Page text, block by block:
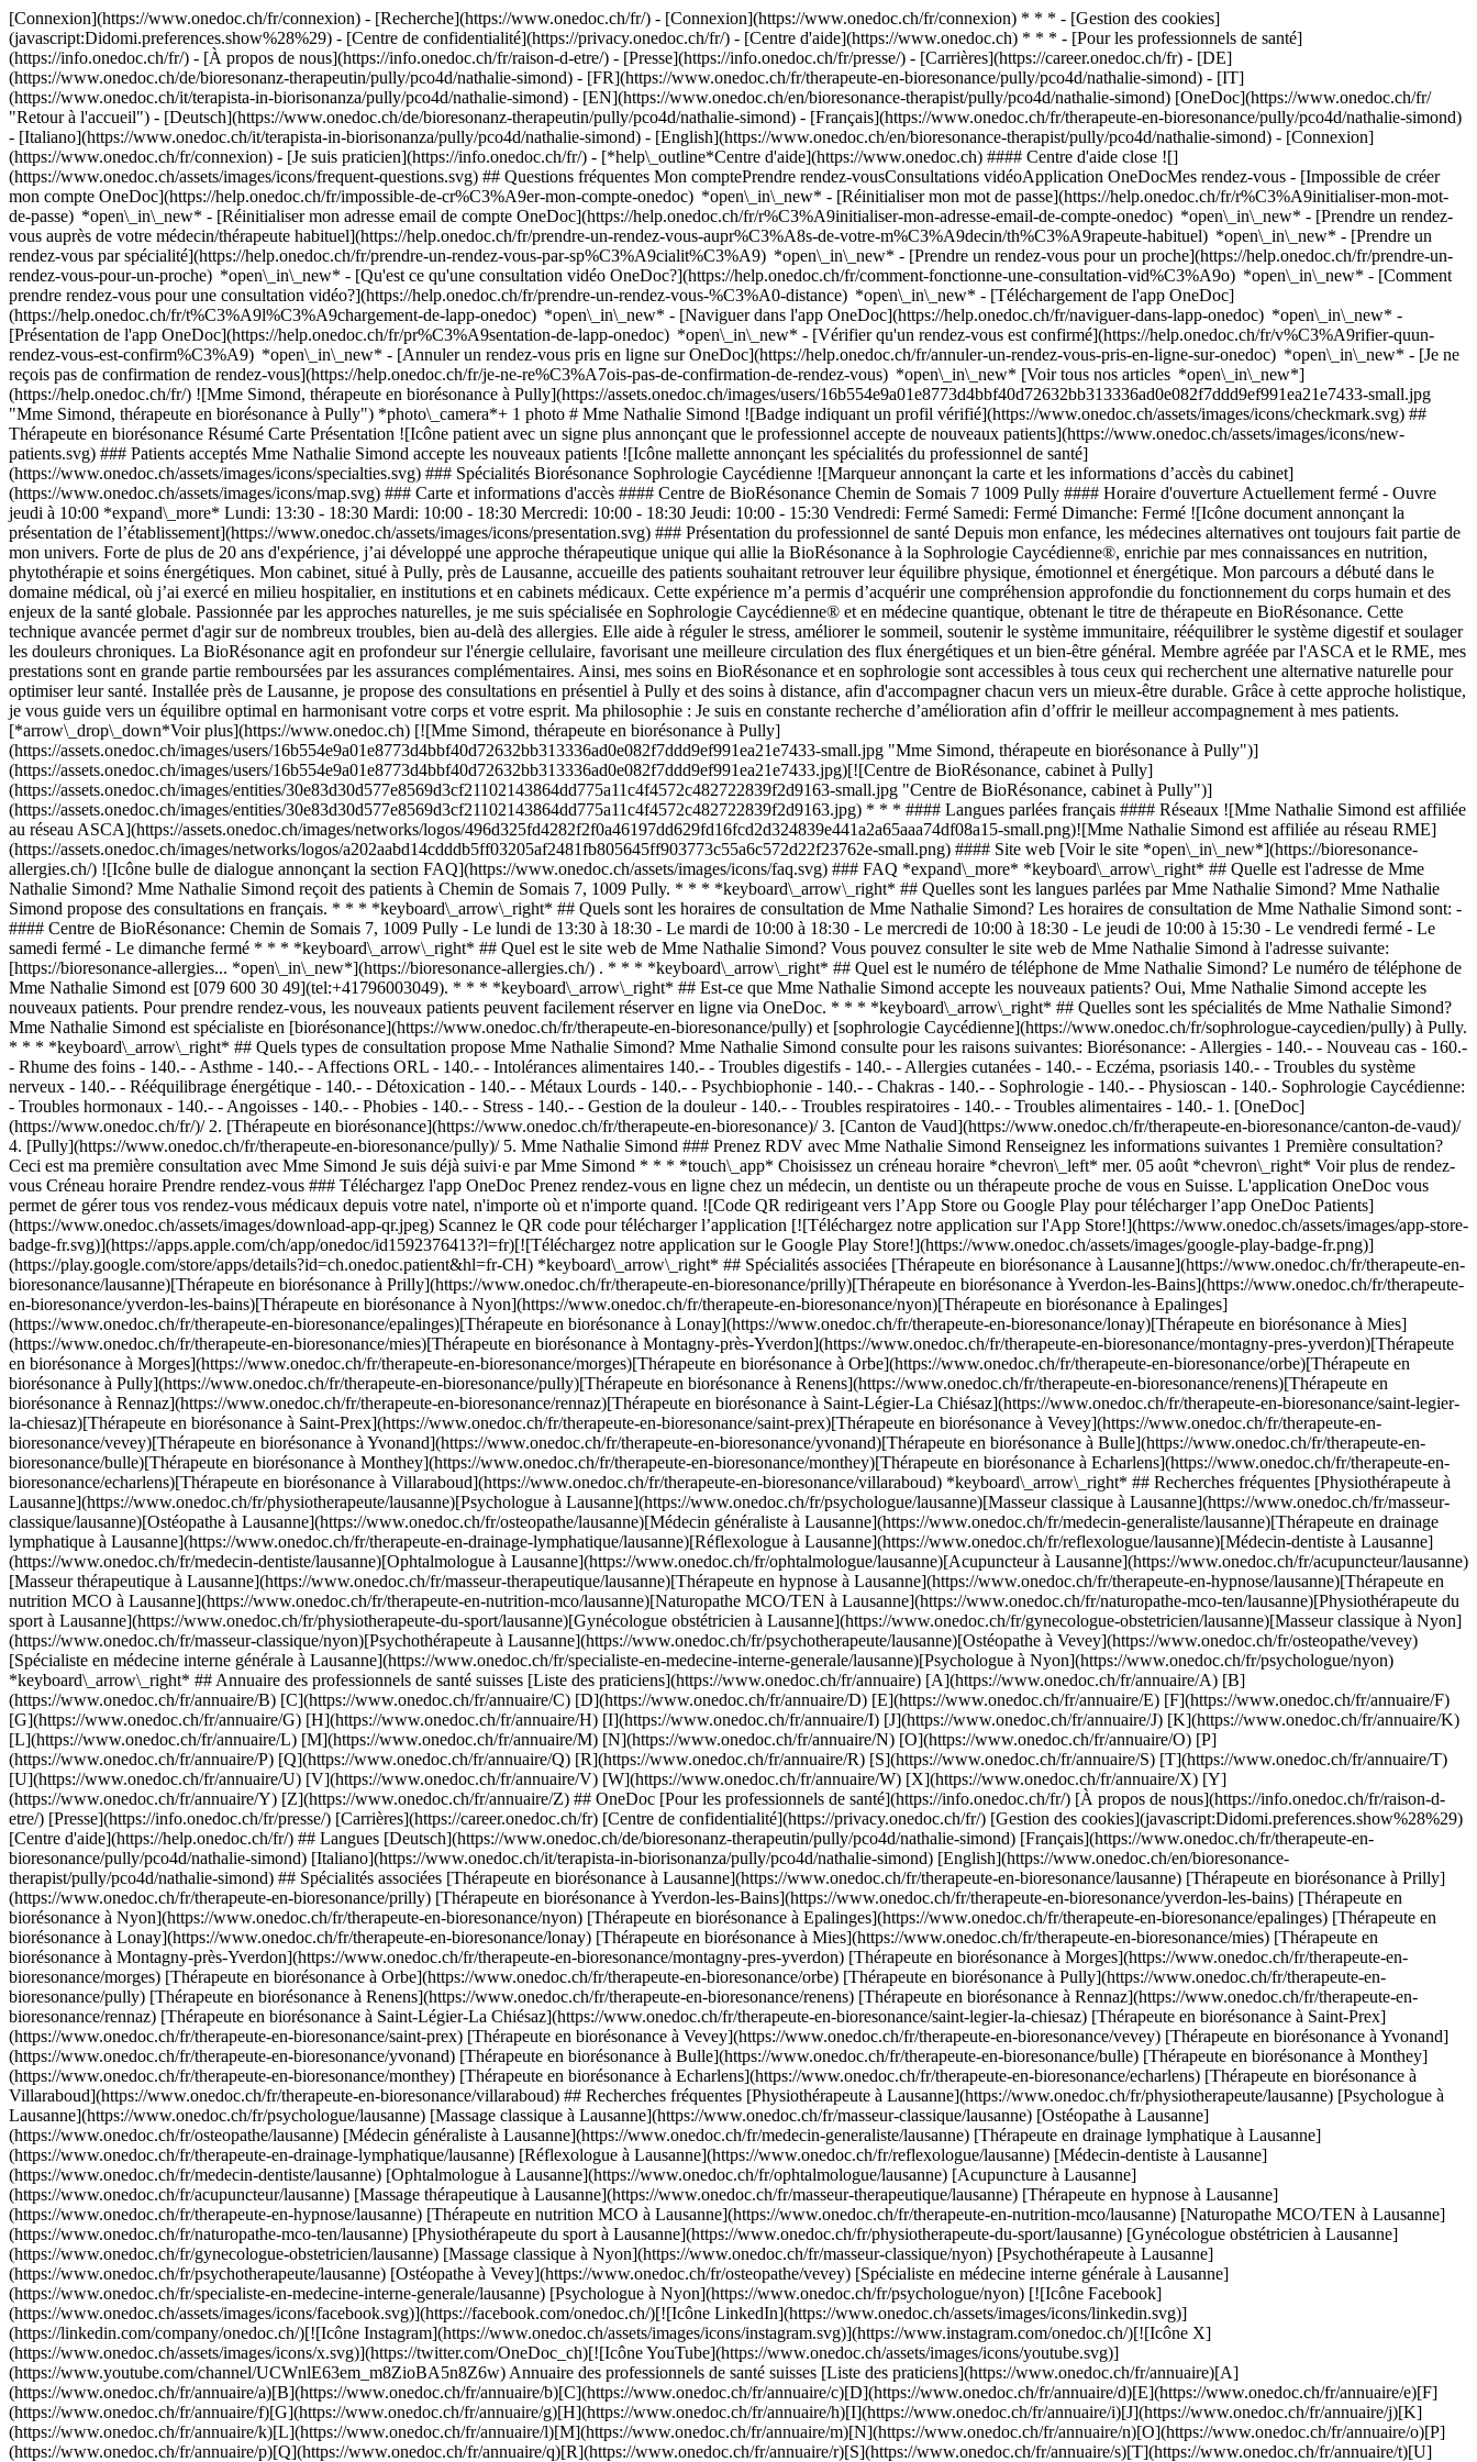
[Connexion](https://www.onedoc.ch/fr/connexion) - [Recherche](https://www.onedoc.ch/fr/) - [Connexion](https://www.onedoc.ch/fr/connexion) * * * - [Gestion des cookies]
(javascript:Didomi.preferences.show%28%29) - [Centre de confidentialité](https://privacy.onedoc.ch/fr/) - [Centre d'aide](https://www.onedoc.ch) * * * - [Pour les professionnels de santé]
(https://info.onedoc.ch/fr/) - [À propos de nous](https://info.onedoc.ch/fr/raison-d-etre/) - [Presse](https://info.onedoc.ch/fr/presse/) - [Carrières](https://career.onedoc.ch/fr) - [DE]
(https://www.onedoc.ch/de/bioresonanz-therapeutin/pully/pco4d/nathalie-simond) - [FR](https://www.onedoc.ch/fr/therapeute-en-bioresonance/pully/pco4d/nathalie-simond) - [IT]
(https://www.onedoc.ch/it/terapista-in-biorisonanza/pully/pco4d/nathalie-simond) - [EN](https://www.onedoc.ch/en/bioresonance-therapist/pully/pco4d/nathalie-simond) [OneDoc](https://www.onedoc.ch/fr/
"Retour à l'accueil") - [Deutsch](https://www.onedoc.ch/de/bioresonanz-therapeutin/pully/pco4d/nathalie-simond) - [Français](https://www.onedoc.ch/fr/therapeute-en-bioresonance/pully/pco4d/nathalie-simond)
- [Italiano](https://www.onedoc.ch/it/terapista-in-biorisonanza/pully/pco4d/nathalie-simond) - [English](https://www.onedoc.ch/en/bioresonance-therapist/pully/pco4d/nathalie-simond) - [Connexion]
(https://www.onedoc.ch/fr/connexion) - [Je suis praticien](https://info.onedoc.ch/fr/) - [*help\_outline*Centre d'aide](https://www.onedoc.ch) #### Centre d'aide close ![]
(https://www.onedoc.ch/assets/images/icons/frequent-questions.svg) ## Questions fréquentes Mon comptePrendre rendez-vousConsultations vidéoApplication OneDocMes rendez-vous - [Impossible de créer
mon compte OneDoc](https://help.onedoc.ch/fr/impossible-de-cr%C3%A9er-mon-compte-onedoc) *open\_in\_new* - [Réinitialiser mon mot de passe](https://help.onedoc.ch/fr/r%C3%A9initialiser-mon-mot-
de-passe) *open\_in\_new* - [Réinitialiser mon adresse email de compte OneDoc](https://help.onedoc.ch/fr/r%C3%A9initialiser-mon-adresse-email-de-compte-onedoc) *open\_in\_new* - [Prendre un rendez-
vous auprès de votre médecin/thérapeute habituel](https://help.onedoc.ch/fr/prendre-un-rendez-vous-aupr%C3%A8s-de-votre-m%C3%A9decin/th%C3%A9rapeute-habituel) *open\_in\_new* - [Prendre un
rendez-vous par spécialité](https://help.onedoc.ch/fr/prendre-un-rendez-vous-par-sp%C3%A9cialit%C3%A9) *open\_in\_new* - [Prendre un rendez-vous pour un proche](https://help.onedoc.ch/fr/prendre-un-
rendez-vous-pour-un-proche) *open\_in\_new* - [Qu'est ce qu'une consultation vidéo OneDoc?](https://help.onedoc.ch/fr/comment-fonctionne-une-consultation-vid%C3%A9o) *open\_in\_new* - [Comment
prendre rendez-vous pour une consultation vidéo?](https://help.onedoc.ch/fr/prendre-un-rendez-vous-%C3%A0-distance) *open\_in\_new* - [Téléchargement de l'app OneDoc]
(https://help.onedoc.ch/fr/t%C3%A9l%C3%A9chargement-de-lapp-onedoc) *open\_in\_new* - [Naviguer dans l'app OneDoc](https://help.onedoc.ch/fr/naviguer-dans-lapp-onedoc) *open\_in\_new* -
[Présentation de l'app OneDoc](https://help.onedoc.ch/fr/pr%C3%A9sentation-de-lapp-onedoc) *open\_in\_new* - [Vérifier qu'un rendez-vous est confirmé](https://help.onedoc.ch/fr/v%C3%A9rifier-quun-
rendez-vous-est-confirm%C3%A9) *open\_in\_new* - [Annuler un rendez-vous pris en ligne sur OneDoc](https://help.onedoc.ch/fr/annuler-un-rendez-vous-pris-en-ligne-sur-onedoc) *open\_in\_new* - [Je ne
reçois pas de confirmation de rendez-vous](https://help.onedoc.ch/fr/je-ne-re%C3%A7ois-pas-de-confirmation-de-rendez-vous) *open\_in\_new* [Voir tous nos articles *open\_in\_new*]
(https://help.onedoc.ch/fr/) ![Mme Simond, thérapeute en biorésonance à Pully](https://assets.onedoc.ch/images/users/16b554e9a01e8773d4bbf40d72632bb313336ad0e082f7ddd9ef991ea21e7433-small.jpg
"Mme Simond, thérapeute en biorésonance à Pully") *photo\_camera*+ 1 photo # Mme Nathalie Simond ![Badge indiquant un profil vérifié](https://www.onedoc.ch/assets/images/icons/checkmark.svg) ##
Thérapeute en biorésonance Résumé Carte Présentation ![Icône patient avec un signe plus annonçant que le professionnel accepte de nouveaux patients](https://www.onedoc.ch/assets/images/icons/new-
patients.svg) ### Patients acceptés Mme Nathalie Simond accepte les nouveaux patients ![Icône mallette annonçant les spécialités du professionnel de santé]
(https://www.onedoc.ch/assets/images/icons/specialties.svg) ### Spécialités Biorésonance Sophrologie Caycédienne ![Marqueur annonçant la carte et les informations d’accès du cabinet]
(https://www.onedoc.ch/assets/images/icons/map.svg) ### Carte et informations d'accès #### Centre de BioRésonance Chemin de Somais 7 1009 Pully #### Horaire d'ouverture Actuellement fermé - Ouvre
jeudi à 10:00 *expand\_more* Lundi: 13:30 - 18:30 Mardi: 10:00 - 18:30 Mercredi: 10:00 - 18:30 Jeudi: 10:00 - 15:30 Vendredi: Fermé Samedi: Fermé Dimanche: Fermé ![Icône document annonçant la
présentation de l’établissement](https://www.onedoc.ch/assets/images/icons/presentation.svg) ### Présentation du professionnel de santé Depuis mon enfance, les médecines alternatives ont toujours fait partie de
mon univers. Forte de plus de 20 ans d'expérience, j’ai développé une approche thérapeutique unique qui allie la BioRésonance à la Sophrologie Caycédienne®, enrichie par mes connaissances en nutrition,
phytothérapie et soins énergétiques. Mon cabinet, situé à Pully, près de Lausanne, accueille des patients souhaitant retrouver leur équilibre physique, émotionnel et énergétique. Mon parcours a débuté dans le
domaine médical, où j’ai exercé en milieu hospitalier, en institutions et en cabinets médicaux. Cette expérience m’a permis d’acquérir une compréhension approfondie du fonctionnement du corps humain et des
enjeux de la santé globale. Passionnée par les approches naturelles, je me suis spécialisée en Sophrologie Caycédienne® et en médecine quantique, obtenant le titre de thérapeute en BioRésonance. Cette
technique avancée permet d'agir sur de nombreux troubles, bien au-delà des allergies. Elle aide à réguler le stress, améliorer le sommeil, soutenir le système immunitaire, rééquilibrer le système digestif et soulager
les douleurs chroniques. La BioRésonance agit en profondeur sur l'énergie cellulaire, favorisant une meilleure circulation des flux énergétiques et un bien-être général. Membre agréée par l'ASCA et le RME, mes
prestations sont en grande partie remboursées par les assurances complémentaires. Ainsi, mes soins en BioRésonance et en sophrologie sont accessibles à tous ceux qui recherchent une alternative naturelle pour
optimiser leur santé. Installée près de Lausanne, je propose des consultations en présentiel à Pully et des soins à distance, afin d'accompagner chacun vers un mieux-être durable. Grâce à cette approche holistique,
je vous guide vers un équilibre optimal en harmonisant votre corps et votre esprit. Ma philosophie : Je suis en constante recherche d’amélioration afin d’offrir le meilleur accompagnement à mes patients.
[*arrow\_drop\_down*Voir plus](https://www.onedoc.ch) [![Mme Simond, thérapeute en biorésonance à Pully]
(https://assets.onedoc.ch/images/users/16b554e9a01e8773d4bbf40d72632bb313336ad0e082f7ddd9ef991ea21e7433-small.jpg "Mme Simond, thérapeute en biorésonance à Pully")]
(https://assets.onedoc.ch/images/users/16b554e9a01e8773d4bbf40d72632bb313336ad0e082f7ddd9ef991ea21e7433.jpg)[![Centre de BioRésonance, cabinet à Pully]
(https://assets.onedoc.ch/images/entities/30e83d30d577e8569d3cf21102143864dd775a11c4f4572c482722839f2d9163-small.jpg "Centre de BioRésonance, cabinet à Pully")]
(https://assets.onedoc.ch/images/entities/30e83d30d577e8569d3cf21102143864dd775a11c4f4572c482722839f2d9163.jpg) * * * #### Langues parlées français #### Réseaux ![Mme Nathalie Simond est affiliée
au réseau ASCA](https://assets.onedoc.ch/images/networks/logos/496d325fd4282f2f0a46197dd629fd16fcd2d324839e441a2a65aaa74df08a15-small.png)![Mme Nathalie Simond est affiliée au réseau RME]
(https://assets.onedoc.ch/images/networks/logos/a202aabd14cdddb5ff03205af2481fb805645ff903773c55a6c572d22f23762e-small.png) #### Site web [Voir le site *open\_in\_new*](https://bioresonance-
allergies.ch/) ![Icône bulle de dialogue annonçant la section FAQ](https://www.onedoc.ch/assets/images/icons/faq.svg) ### FAQ *expand\_more* *keyboard\_arrow\_right* ## Quelle est l'adresse de Mme
Nathalie Simond? Mme Nathalie Simond reçoit des patients à Chemin de Somais 7, 1009 Pully. * * * *keyboard\_arrow\_right* ## Quelles sont les langues parlées par Mme Nathalie Simond? Mme Nathalie
Simond propose des consultations en français. * * * *keyboard\_arrow\_right* ## Quels sont les horaires de consultation de Mme Nathalie Simond? Les horaires de consultation de Mme Nathalie Simond sont: -
#### Centre de BioRésonance: Chemin de Somais 7, 1009 Pully - Le lundi de 13:30 à 18:30 - Le mardi de 10:00 à 18:30 - Le mercredi de 10:00 à 18:30 - Le jeudi de 10:00 à 15:30 - Le vendredi fermé - Le
samedi fermé - Le dimanche fermé * * * *keyboard\_arrow\_right* ## Quel est le site web de Mme Nathalie Simond? Vous pouvez consulter le site web de Mme Nathalie Simond à l'adresse suivante:
[https://bioresonance-allergies... *open\_in\_new*](https://bioresonance-allergies.ch/) . * * * *keyboard\_arrow\_right* ## Quel est le numéro de téléphone de Mme Nathalie Simond? Le numéro de téléphone de
Mme Nathalie Simond est [079 600 30 49](tel:+41796003049). * * * *keyboard\_arrow\_right* ## Est-ce que Mme Nathalie Simond accepte les nouveaux patients? Oui, Mme Nathalie Simond accepte les
nouveaux patients. Pour prendre rendez-vous, les nouveaux patients peuvent facilement réserver en ligne via OneDoc. * * * *keyboard\_arrow\_right* ## Quelles sont les spécialités de Mme Nathalie Simond?
Mme Nathalie Simond est spécialiste en [biorésonance](https://www.onedoc.ch/fr/therapeute-en-bioresonance/pully) et [sophrologie Caycédienne](https://www.onedoc.ch/fr/sophrologue-caycedien/pully) à Pully.
* * * *keyboard\_arrow\_right* ## Quels types de consultation propose Mme Nathalie Simond? Mme Nathalie Simond consulte pour les raisons suivantes: Biorésonance: - Allergies - 140.- - Nouveau cas - 160.-
- Rhume des foins - 140.- - Asthme - 140.- - Affections ORL - 140.- - Intolérances alimentaires 140.- - Troubles digestifs - 140.- - Allergies cutanées - 140.- - Eczéma, psoriasis 140.- - Troubles du système
nerveux - 140.- - Rééquilibrage énergétique - 140.- - Détoxication - 140.- - Métaux Lourds - 140.- - Psychbiophonie - 140.- - Chakras - 140.- - Sophrologie - 140.- - Physioscan - 140.- Sophrologie Caycédienne:
- Troubles hormonaux - 140.- - Angoisses - 140.- - Phobies - 140.- - Stress - 140.- - Gestion de la douleur - 140.- - Troubles respiratoires - 140.- - Troubles alimentaires - 140.- 1. [OneDoc](https://www.onedoc.ch/fr/)/ 2. [Thérapeute en biorésonance](https://www.onedoc.ch/fr/therapeute-en-bioresonance)/ 3. [Canton de Vaud](https://www.onedoc.ch/fr/therapeute-en-bioresonance/canton-de-vaud)/ 4. [Pully](https://www.onedoc.ch/fr/therapeute-en-bioresonance/pully)/ 5. Mme Nathalie Simond ### Prenez RDV avec Mme Nathalie Simond Renseignez les informations suivantes 1 Première consultation? Ceci est ma première consultation avec Mme Simond Je suis déjà suivi·e par Mme Simond * * * *touch\_app* Choisissez un créneau horaire *chevron\_left* mer. 05 août *chevron\_right* Voir plus de rendez-vous Créneau horaire Prendre rendez-vous ### Téléchargez l'app OneDoc Prenez rendez-vous en ligne chez un médecin, un dentiste ou un thérapeute proche de vous en Suisse. L'application OneDoc vous permet de gérer tous vos rendez-vous médicaux depuis votre natel, n'importe où et n'importe quand. ![Code QR redirigeant vers l’App Store ou Google Play pour télécharger l’app OneDoc Patients](https://www.onedoc.ch/assets/images/download-app-qr.jpeg) Scannez le QR code pour télécharger l’application [![Téléchargez notre application sur l'App Store!](https://www.onedoc.ch/assets/images/app-store-badge-fr.svg)](https://apps.apple.com/ch/app/onedoc/id1592376413?l=fr)[![Téléchargez notre application sur le Google Play Store!](https://www.onedoc.ch/assets/images/google-play-badge-fr.png)](https://play.google.com/store/apps/details?id=ch.onedoc.patient&hl=fr-CH) *keyboard\_arrow\_right* ## Spécialités associées [Thérapeute en biorésonance à Lausanne](https://www.onedoc.ch/fr/therapeute-en-bioresonance/lausanne)[Thérapeute en biorésonance à Prilly](https://www.onedoc.ch/fr/therapeute-en-bioresonance/prilly)[Thérapeute en biorésonance à Yverdon-les-Bains](https://www.onedoc.ch/fr/therapeute-en-bioresonance/yverdon-les-bains)[Thérapeute en biorésonance à Nyon](https://www.onedoc.ch/fr/therapeute-en-bioresonance/nyon)[Thérapeute en biorésonance à Epalinges](https://www.onedoc.ch/fr/therapeute-en-bioresonance/epalinges)[Thérapeute en biorésonance à Lonay](https://www.onedoc.ch/fr/therapeute-en-bioresonance/lonay)[Thérapeute en biorésonance à Mies](https://www.onedoc.ch/fr/therapeute-en-bioresonance/mies)[Thérapeute en biorésonance à Montagny-près-Yverdon](https://www.onedoc.ch/fr/therapeute-en-bioresonance/montagny-pres-yverdon)[Thérapeute en biorésonance à Morges](https://www.onedoc.ch/fr/therapeute-en-bioresonance/morges)[Thérapeute en biorésonance à Orbe](https://www.onedoc.ch/fr/therapeute-en-bioresonance/orbe)[Thérapeute en biorésonance à Pully](https://www.onedoc.ch/fr/therapeute-en-bioresonance/pully)[Thérapeute en biorésonance à Renens](https://www.onedoc.ch/fr/therapeute-en-bioresonance/renens)[Thérapeute en biorésonance à Rennaz](https://www.onedoc.ch/fr/therapeute-en-bioresonance/rennaz)[Thérapeute en biorésonance à Saint-Légier-La Chiésaz](https://www.onedoc.ch/fr/therapeute-en-bioresonance/saint-legier-la-chiesaz)[Thérapeute en biorésonance à Saint-Prex](https://www.onedoc.ch/fr/therapeute-en-bioresonance/saint-prex)[Thérapeute en biorésonance à Vevey](https://www.onedoc.ch/fr/therapeute-en-bioresonance/vevey)[Thérapeute en biorésonance à Yvonand](https://www.onedoc.ch/fr/therapeute-en-bioresonance/yvonand)[Thérapeute en biorésonance à Bulle](https://www.onedoc.ch/fr/therapeute-en-bioresonance/bulle)[Thérapeute en biorésonance à Monthey](https://www.onedoc.ch/fr/therapeute-en-bioresonance/monthey)[Thérapeute en biorésonance à Echarlens](https://www.onedoc.ch/fr/therapeute-en-bioresonance/echarlens)[Thérapeute en biorésonance à Villaraboud](https://www.onedoc.ch/fr/therapeute-en-bioresonance/villaraboud) *keyboard\_arrow\_right* ## Recherches fréquentes [Physiothérapeute à Lausanne](https://www.onedoc.ch/fr/physiotherapeute/lausanne)[Psychologue à Lausanne](https://www.onedoc.ch/fr/psychologue/lausanne)[Masseur classique à Lausanne](https://www.onedoc.ch/fr/masseur-classique/lausanne)[Ostéopathe à Lausanne](https://www.onedoc.ch/fr/osteopathe/lausanne)[Médecin généraliste à Lausanne](https://www.onedoc.ch/fr/medecin-generaliste/lausanne)[Thérapeute en drainage lymphatique à Lausanne](https://www.onedoc.ch/fr/therapeute-en-drainage-lymphatique/lausanne)[Réflexologue à Lausanne](https://www.onedoc.ch/fr/reflexologue/lausanne)[Médecin-dentiste à Lausanne](https://www.onedoc.ch/fr/medecin-dentiste/lausanne)[Ophtalmologue à Lausanne](https://www.onedoc.ch/fr/ophtalmologue/lausanne)[Acupuncteur à Lausanne](https://www.onedoc.ch/fr/acupuncteur/lausanne)[Masseur thérapeutique à Lausanne](https://www.onedoc.ch/fr/masseur-therapeutique/lausanne)[Thérapeute en hypnose à Lausanne](https://www.onedoc.ch/fr/therapeute-en-hypnose/lausanne)[Thérapeute en nutrition MCO à Lausanne](https://www.onedoc.ch/fr/therapeute-en-nutrition-mco/lausanne)[Naturopathe MCO/TEN à Lausanne](https://www.onedoc.ch/fr/naturopathe-mco-ten/lausanne)[Physiothérapeute du sport à Lausanne](https://www.onedoc.ch/fr/physiotherapeute-du-sport/lausanne)[Gynécologue obstétricien à Lausanne](https://www.onedoc.ch/fr/gynecologue-obstetricien/lausanne)[Masseur classique à Nyon](https://www.onedoc.ch/fr/masseur-classique/nyon)[Psychothérapeute à Lausanne](https://www.onedoc.ch/fr/psychotherapeute/lausanne)[Ostéopathe à Vevey](https://www.onedoc.ch/fr/osteopathe/vevey)[Spécialiste en médecine interne générale à Lausanne](https://www.onedoc.ch/fr/specialiste-en-medecine-interne-generale/lausanne)[Psychologue à Nyon](https://www.onedoc.ch/fr/psychologue/nyon) *keyboard\_arrow\_right* ## Annuaire des professionnels de santé suisses [Liste des praticiens](https://www.onedoc.ch/fr/annuaire) [A](https://www.onedoc.ch/fr/annuaire/A) [B](https://www.onedoc.ch/fr/annuaire/B) [C](https://www.onedoc.ch/fr/annuaire/C) [D](https://www.onedoc.ch/fr/annuaire/D) [E](https://www.onedoc.ch/fr/annuaire/E) [F](https://www.onedoc.ch/fr/annuaire/F) [G](https://www.onedoc.ch/fr/annuaire/G) [H](https://www.onedoc.ch/fr/annuaire/H) [I](https://www.onedoc.ch/fr/annuaire/I) [J](https://www.onedoc.ch/fr/annuaire/J) [K](https://www.onedoc.ch/fr/annuaire/K) [L](https://www.onedoc.ch/fr/annuaire/L) [M](https://www.onedoc.ch/fr/annuaire/M) [N](https://www.onedoc.ch/fr/annuaire/N) [O](https://www.onedoc.ch/fr/annuaire/O) [P](https://www.onedoc.ch/fr/annuaire/P) [Q](https://www.onedoc.ch/fr/annuaire/Q) [R](https://www.onedoc.ch/fr/annuaire/R) [S](https://www.onedoc.ch/fr/annuaire/S) [T](https://www.onedoc.ch/fr/annuaire/T) [U](https://www.onedoc.ch/fr/annuaire/U) [V](https://www.onedoc.ch/fr/annuaire/V) [W](https://www.onedoc.ch/fr/annuaire/W) [X](https://www.onedoc.ch/fr/annuaire/X) [Y](https://www.onedoc.ch/fr/annuaire/Y) [Z](https://www.onedoc.ch/fr/annuaire/Z) ## OneDoc [Pour les professionnels de santé](https://info.onedoc.ch/fr/) [À propos de nous](https://info.onedoc.ch/fr/raison-d-etre/) [Presse](https://info.onedoc.ch/fr/presse/) [Carrières](https://career.onedoc.ch/fr) [Centre de confidentialité](https://privacy.onedoc.ch/fr/) [Gestion des cookies](javascript:Didomi.preferences.show%28%29) [Centre d'aide](https://help.onedoc.ch/fr/) ## Langues [Deutsch](https://www.onedoc.ch/de/bioresonanz-therapeutin/pully/pco4d/nathalie-simond) [Français](https://www.onedoc.ch/fr/therapeute-en-bioresonance/pully/pco4d/nathalie-simond) [Italiano](https://www.onedoc.ch/it/terapista-in-biorisonanza/pully/pco4d/nathalie-simond) [English](https://www.onedoc.ch/en/bioresonance-therapist/pully/pco4d/nathalie-simond) ## Spécialités associées [Thérapeute en biorésonance à Lausanne](https://www.onedoc.ch/fr/therapeute-en-bioresonance/lausanne) [Thérapeute en biorésonance à Prilly](https://www.onedoc.ch/fr/therapeute-en-bioresonance/prilly) [Thérapeute en biorésonance à Yverdon-les-Bains](https://www.onedoc.ch/fr/therapeute-en-bioresonance/yverdon-les-bains) [Thérapeute en biorésonance à Nyon](https://www.onedoc.ch/fr/therapeute-en-bioresonance/nyon) [Thérapeute en biorésonance à Epalinges](https://www.onedoc.ch/fr/therapeute-en-bioresonance/epalinges) [Thérapeute en biorésonance à Lonay](https://www.onedoc.ch/fr/therapeute-en-bioresonance/lonay) [Thérapeute en biorésonance à Mies](https://www.onedoc.ch/fr/therapeute-en-bioresonance/mies) [Thérapeute en biorésonance à Montagny-près-Yverdon](https://www.onedoc.ch/fr/therapeute-en-bioresonance/montagny-pres-yverdon) [Thérapeute en biorésonance à Morges](https://www.onedoc.ch/fr/therapeute-en-bioresonance/morges) [Thérapeute en biorésonance à Orbe](https://www.onedoc.ch/fr/therapeute-en-bioresonance/orbe) [Thérapeute en biorésonance à Pully](https://www.onedoc.ch/fr/therapeute-en-bioresonance/pully) [Thérapeute en biorésonance à Renens](https://www.onedoc.ch/fr/therapeute-en-bioresonance/renens) [Thérapeute en biorésonance à Rennaz](https://www.onedoc.ch/fr/therapeute-en-bioresonance/rennaz) [Thérapeute en biorésonance à Saint-Légier-La Chiésaz](https://www.onedoc.ch/fr/therapeute-en-bioresonance/saint-legier-la-chiesaz) [Thérapeute en biorésonance à Saint-Prex](https://www.onedoc.ch/fr/therapeute-en-bioresonance/saint-prex) [Thérapeute en biorésonance à Vevey](https://www.onedoc.ch/fr/therapeute-en-bioresonance/vevey) [Thérapeute en biorésonance à Yvonand](https://www.onedoc.ch/fr/therapeute-en-bioresonance/yvonand) [Thérapeute en biorésonance à Bulle](https://www.onedoc.ch/fr/therapeute-en-bioresonance/bulle) [Thérapeute en biorésonance à Monthey](https://www.onedoc.ch/fr/therapeute-en-bioresonance/monthey) [Thérapeute en biorésonance à Echarlens](https://www.onedoc.ch/fr/therapeute-en-bioresonance/echarlens) [Thérapeute en biorésonance à Villaraboud](https://www.onedoc.ch/fr/therapeute-en-bioresonance/villaraboud) ## Recherches fréquentes [Physiothérapeute à Lausanne](https://www.onedoc.ch/fr/physiotherapeute/lausanne) [Psychologue à Lausanne](https://www.onedoc.ch/fr/psychologue/lausanne) [Massage classique à Lausanne](https://www.onedoc.ch/fr/masseur-classique/lausann